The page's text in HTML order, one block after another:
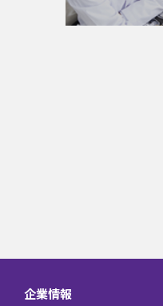
企業情報